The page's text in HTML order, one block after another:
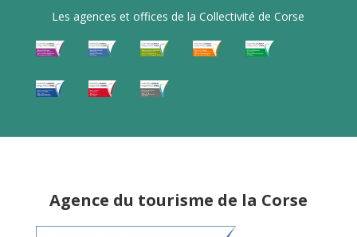
Les agences et offices de la Collectivité de Corse
Agence du tourisme de la Corse